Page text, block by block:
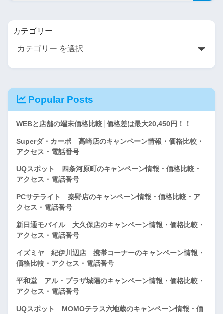
カテゴリー
Popular Posts
WEBと店舗の端末価格比較│価格差は最大20,450円！！
Superダ・カーポ 高崎店のキャンペーン情報・価格比較・
アクセス・電話番号
UQスポット 四条河原町のキャンペーン情報・価格比較・
アクセス・電話番号
PCサテライト 秦野店のキャンペーン情報・価格比較・ア
クセス・電話番号
新日通モバイル 大久保店のキャンペーン情報・価格比較・
アクセス・電話番号
イズミヤ 紀伊川辺店 携帯コーナーのキャンペーン情報・
価格比較・アクセス・電話番号
平和堂 アル・プラザ城陽のキャンペーン情報・価格比較・
アクセス・電話番号
UQスポット MOMOテラス六地蔵のキャンペーン情報・価